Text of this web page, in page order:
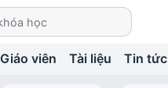
Giáo viên Tài liệu Tin tức